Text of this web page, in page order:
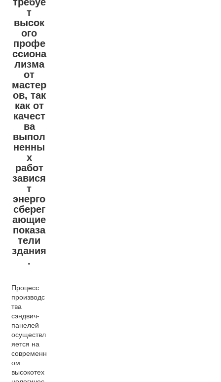
т
высок
ого
профе
ссиона
лизма
от
мастер
ов, так
как от
качест
ва
выпол
ненны
х
работ
завися
т
энерго
сберег
ающие
показа
тели
здания
.
Процесс
производс
тва
сэндвич-
панелей
осуществл
яется на
современн
ом
высокотех